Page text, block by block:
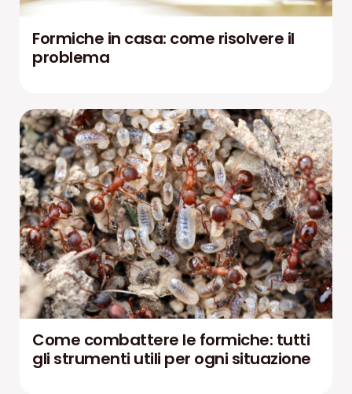
Formiche in casa: come risolvere il
problema
Come combattere le formiche: tutti
gli strumenti utili per ogni situazione